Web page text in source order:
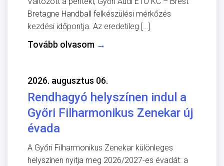
Bretagne Handball felkészülési mérkőzés
kezdési időpontja. Az eredetileg […]
Tovább olvasom →
2026. augusztus 06.
Rendhagyó helyszínen indul a
Győri Filharmonikus Zenekar új
évada
A Győri Filharmonikus Zenekar különleges
helyszínen nyitja meg 2026/2027-es évadát: a